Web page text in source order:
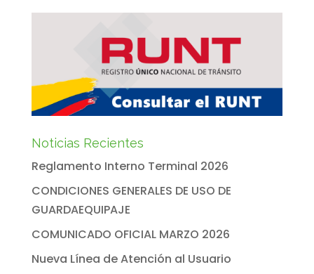
Noticias Recientes
Reglamento Interno Terminal 2026
CONDICIONES GENERALES DE USO DE
GUARDAEQUIPAJE
COMUNICADO OFICIAL MARZO 2026
Nueva Línea de Atención al Usuario